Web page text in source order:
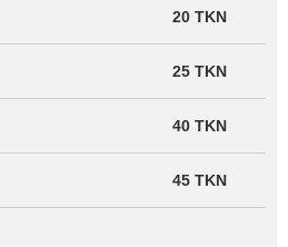
20 TKN
25 TKN
40 TKN
45 TKN